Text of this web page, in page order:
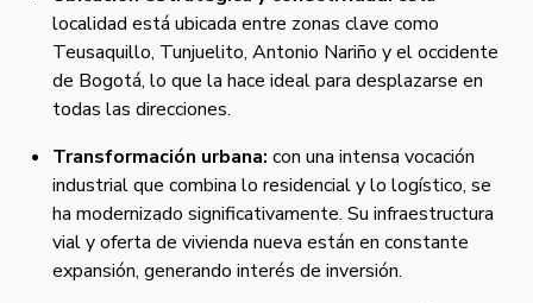
localidad está ubicada entre zonas clave como
Teusaquillo, Tunjuelito, Antonio Nariño y el occidente
de Bogotá, lo que la hace ideal para desplazarse en
todas las direcciones.
Transformación urbana: con una intensa vocación
industrial que combina lo residencial y lo logístico, se
ha modernizado significativamente. Su infraestructura
vial y oferta de vivienda nueva están en constante
expansión, generando interés de inversión.